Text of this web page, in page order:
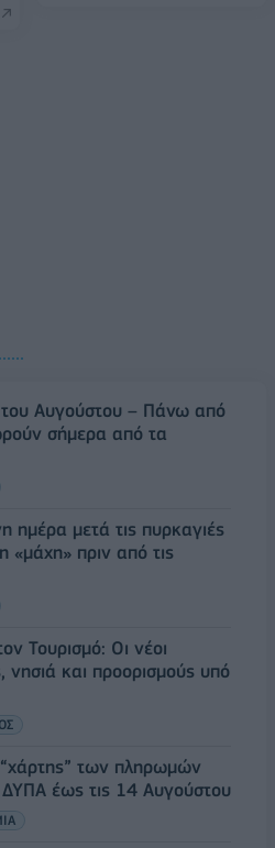
Αυγούστου – Πάνω από
σήμερα από τα
ημέρα μετά τις πυρκαγιές
πριν από τις
Τουρισμό: Οι νέοι
νησιά και προορισμούς υπό
των πληρωμών
έως τις 14 Αυγούστου